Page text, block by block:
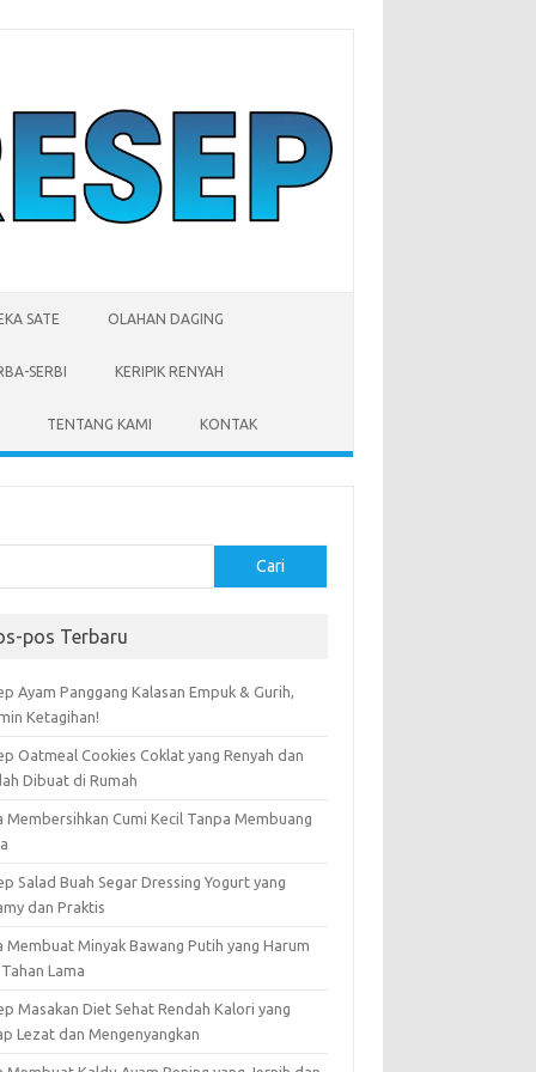
SATE OLAHAN DAGING
SERBI KERIPIK RENYAH
TENTANG KAMI KONTAK
Cari
pos Terbaru
Ayam Panggang Kalasan Empuk & Gurih,
Ketagihan!
Oatmeal Cookies Coklat yang Renyah dan
Dibuat di Rumah
Membersihkan Cumi Kecil Tanpa Membuang
Salad Buah Segar Dressing Yogurt yang
dan Praktis
Membuat Minyak Bawang Putih yang Harum
Lama
Masakan Diet Sehat Rendah Kalori yang
Lezat dan Mengenyangkan